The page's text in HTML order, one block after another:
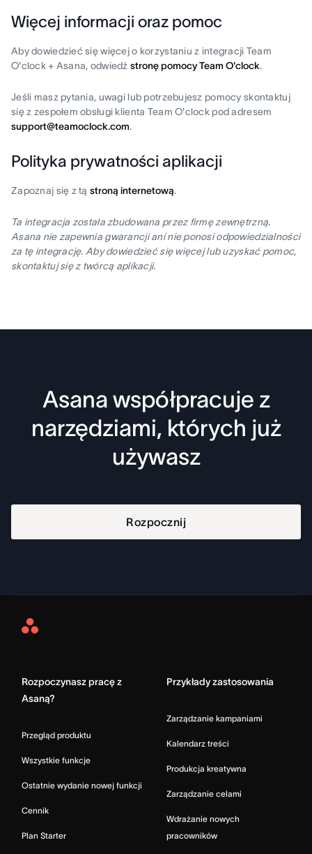
Więcej informacji oraz pomoc
Aby dowiedzieć się więcej o korzystaniu z integracji Team
O'clock + Asana, odwiedź stronę pomocy Team O'clock.
Jeśli masz pytania, uwagi lub potrzebujesz pomocy skontaktuj
się z zespołem obsługi klienta Team O'clock pod adresem
support@teamoclock.com.
Polityka prywatności aplikacji
Zapoznaj się z tąstroną internetową.
Ta integracja została zbudowana przez firmę zewnętrzną.
Asana nie zapewnia gwarancji ani nie ponosi odpowiedzialności
za tę integrację. Aby dowiedzieć się więcej lub uzyskać pomoc,
skontaktuj się z twórcą aplikacji.
Asana współpracuje z
narzędziami, których już
używasz
Rozpocznij
Asana
Rozpoczynasz pracę z
Asaną?
Przegląd produktu
Wszystkie funkcje
Ostatnie wydanie nowej funkcji
Cennik
Plan Starter
Przykłady zastosowania
Zarządzanie kampaniami
Kalendarz treści
Produkcja kreatywna
Zarządzanie celami
Wdrażanie nowych
pracowników